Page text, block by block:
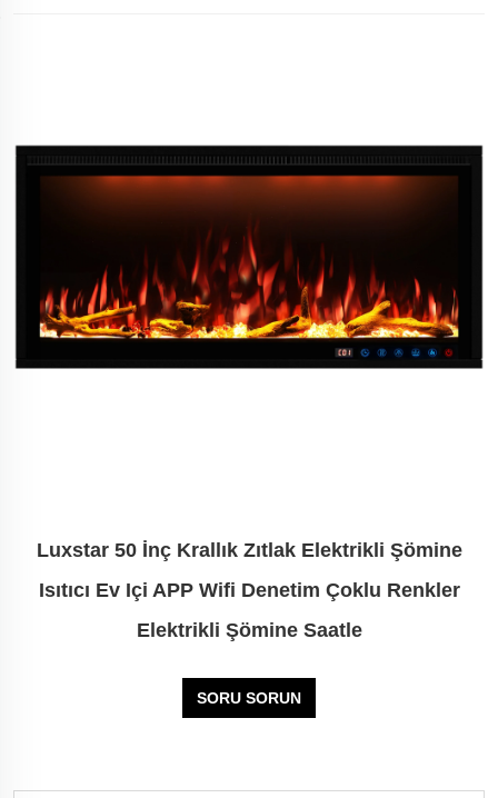
Luxstar 50 İnç Krallık Zıtlak Elektrikli Şömine
Isıtıcı Ev Içi APP Wifi Denetim Çoklu Renkler
Elektrikli Şömine Saatle
SORU SORUN